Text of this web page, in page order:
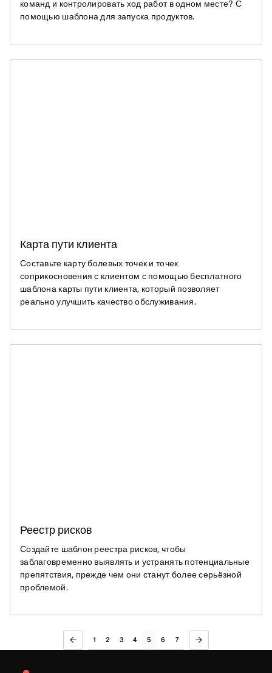
команд и контролировать ход работ в одном месте? С
помощью шаблона для запуска продуктов.
Карта пути клиента
Составьте карту болевых точек и точек
соприкосновения с клиентом с помощью бесплатного
шаблона карты пути клиента, который позволяет
реально улучшить качество обслуживания.
Реестр рисков
Создайте шаблон реестра рисков, чтобы
заблаговременно выявлять и устранять потенциальные
препятствия, прежде чем они станут более серьёзной
проблемой.
1 2 3 4 5 6 7